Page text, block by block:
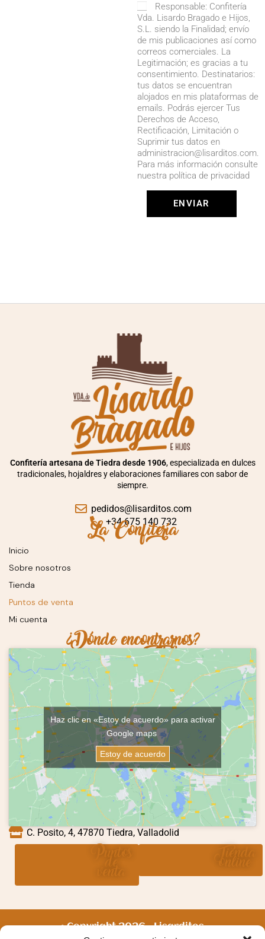
Responsable: Confitería
Vda. Lisardo Bragado e Hijos,
S.L. siendo la Finalidad; envío
de mis publicaciones así como
correos comerciales. La
Legitimación; es gracias a tu
consentimiento. Destinatarios:
tus datos se encuentran
alojados en mis plataformas de
emails. Podrás ejercer Tus
Derechos de Acceso,
Rectificación, Limitación o
Suprimir tus datos en
administracion@lisarditos.com.
Para más información consulte
nuestra política de privacidad
ENVIAR
Confitería artesana de Tiedra desde 1906, especializada en dulces
tradicionales, hojaldres y elaboraciones familiares con sabor de
siempre.
pedidos@lisarditos.com
+34 675 140 732
La Confitería
Inicio
Sobre nosotros
Tienda
Puntos de venta
Mi cuenta
¿Dónde encontrarnos?
Haz clic en «Estoy de acuerdo» para activar
Google maps
Estoy de acuerdo
C. Posito, 4, 47870 Tiedra, Valladolid
Puntos
de
venta
Tienda
online
© Copyright 2026 – Lisarditos